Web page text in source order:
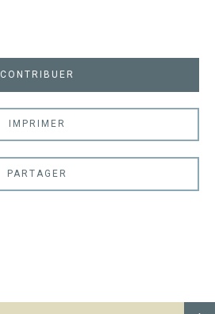
CONTRIBUER
IMPRIMER
PARTAGER